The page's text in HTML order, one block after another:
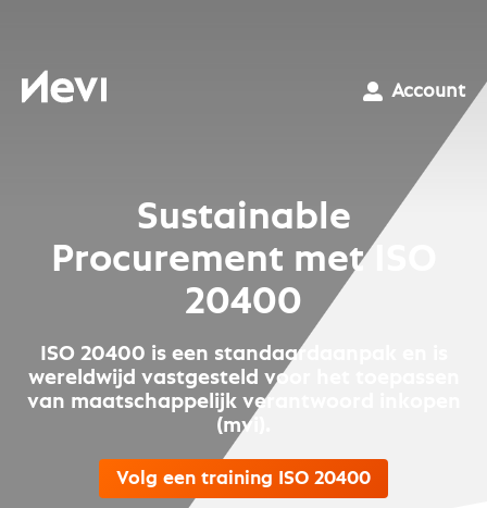
Nevi
Account
Sustainable
Procurement met ISO
20400
ISO 20400 is een standaardaanpak en is
wereldwijd vastgesteld voor het toepassen
van maatschappelijk verantwoord inkopen
(mvi).
Volg een training ISO 20400